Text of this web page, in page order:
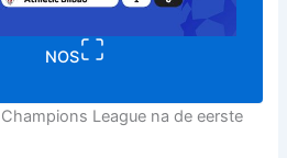
NOS
League na de eerste